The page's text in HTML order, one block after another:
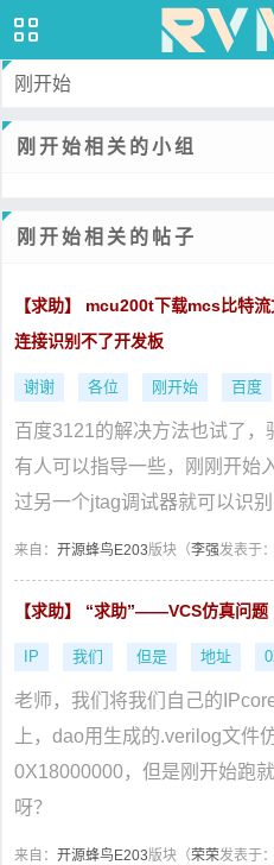
刚开始
刚开始相关的小组
刚开始相关的帖子
【求助】 mcu200t下载mcs比特
连接识别不了开发板
谢谢 各位 刚开始 百度
百度3121的解决方法也试了
有人可以指导一些，刚刚开始
过另一个jtag调试器就可以识别
来自： 开源蜂鸟E203版块（李强发表于
【求助】 “求助”——VCS仿真问题
IP 我们 但是 地址
老师，我们将我们自己的
上，dao用生成的.verilog文件
0X18000000，但是刚开始跑
呀？
来自： 开源蜂鸟E203版块（荣荣发表于